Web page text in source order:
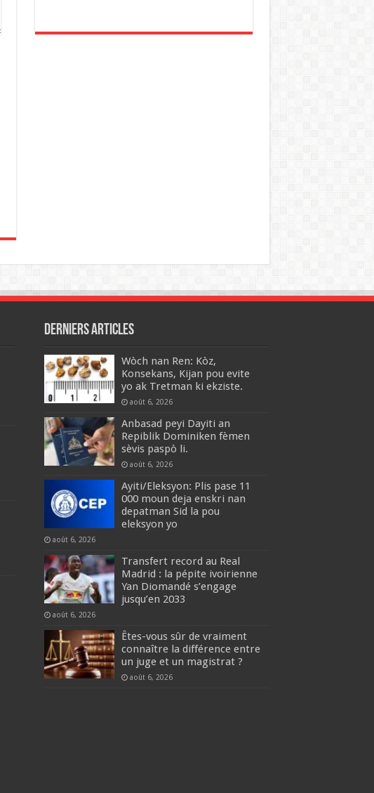
Derniers articles
Wòch nan Ren: Kòz,
Konsekans, Kijan pou evite
yo ak Tretman ki ekziste.
août 6, 2026
Anbasad peyi Dayiti an
Repiblik Dominiken fèmen
sèvis paspò li.
août 6, 2026
Ayiti/Eleksyon: Plis pase 11
000 moun deja enskri nan
depatman Sid la pou
eleksyon yo
août 6, 2026
Transfert record au Real
Madrid : la pépite ivoirienne
Yan Diomandé s’engage
jusqu’en 2033
août 6, 2026
Êtes-vous sûr de vraiment
connaître la différence entre
un juge et un magistrat ?
août 6, 2026